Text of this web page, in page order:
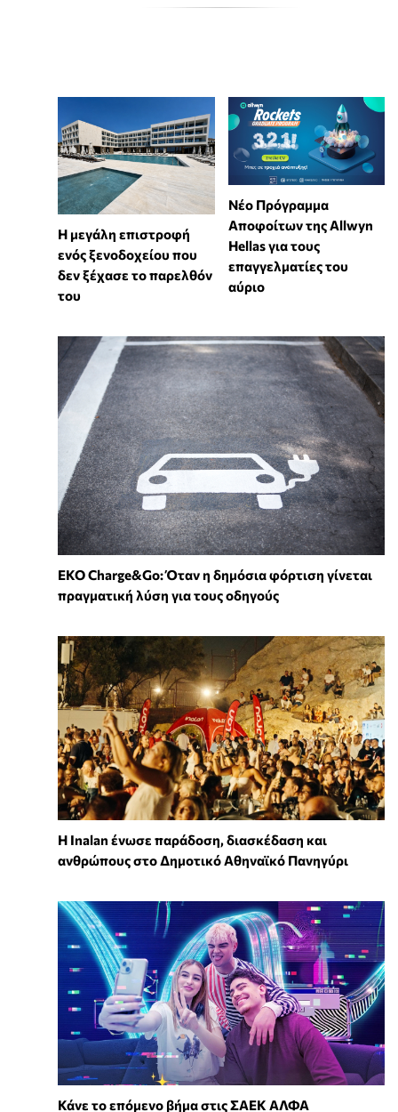
Η μεγάλη επιστροφή
ενός ξενοδοχείου που
δεν ξέχασε το παρελθόν
του
Νέο Πρόγραμμα
Αποφοίτων της Allwyn
Hellas για τους
επαγγελματίες του
αύριο
EKO Charge&Go: Όταν η δημόσια φόρτιση γίνεται
πραγματική λύση για τους οδηγούς
Η Inalan ένωσε παράδοση, διασκέδαση και
ανθρώπους στο Δημοτικό Αθηναϊκό Πανηγύρι
Κάνε το επόμενο βήμα στις ΣΑΕΚ ΑΛΦΑ